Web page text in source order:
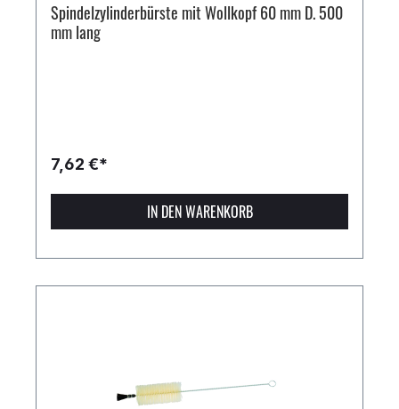
Spindelzylinderbürste mit Wollkopf 60 mm D. 500
mm lang
7,62 €*
IN DEN WARENKORB